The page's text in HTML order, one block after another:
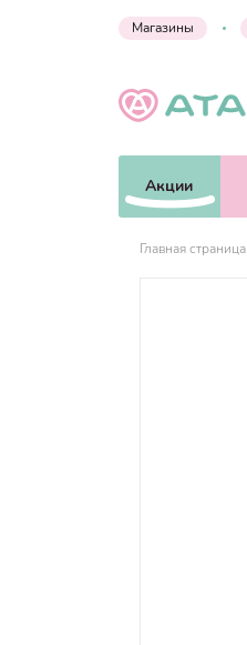
Магазины
Акции
Главная страница